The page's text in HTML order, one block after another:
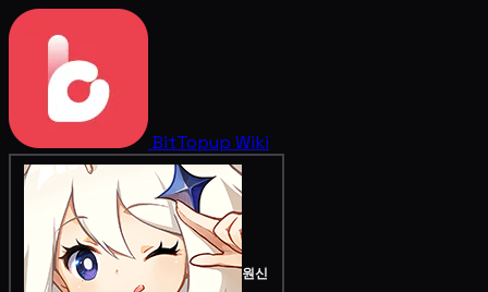
BitTopup Wiki
원신